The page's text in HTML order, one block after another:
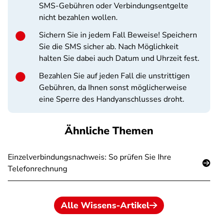
SMS-Gebühren oder Verbindungsentgelte
nicht bezahlen wollen.
Sichern Sie in jedem Fall Beweise! Speichern
Sie die SMS sicher ab. Nach Möglichkeit
halten Sie dabei auch Datum und Uhrzeit fest.
Bezahlen Sie auf jeden Fall die unstrittigen
Gebühren, da Ihnen sonst möglicherweise
eine Sperre des Handyanschlusses droht.
Ähnliche Themen
Einzelverbindungsnachweis: So prüfen Sie Ihre
Telefonrechnung
Alle Wissens-Artikel